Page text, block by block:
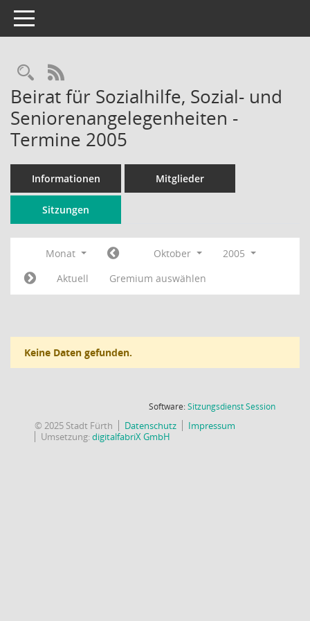
Toggle navigation
Rechercheauswahl
RSS-Feed
Beirat für Sozialhilfe, Sozial- und
Seniorenangelegenheiten -
Termine 2005
Informationen Mitglieder
Sitzungen
Monat Oktober
2005
Aktuell
Gremium auswählen
Keine Daten gefunden.
Software:SitzungsdienstSession(Wird in
© 2025 Stadt Fürth Datenschutz
Impressum
Umsetzung:digitalfabriX GmbH